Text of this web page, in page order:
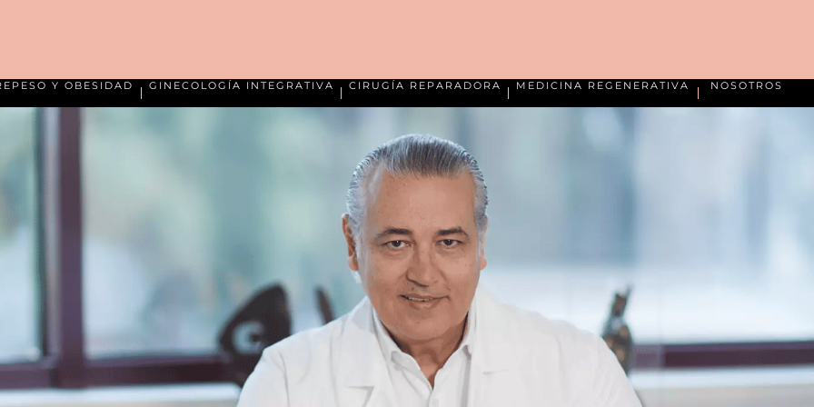
Y OBESIDAD GINECOLOGÍA INTEGRATIVA CIRUGÍA REPARADORA MEDICINA REGENERATIVA NOSOTROS